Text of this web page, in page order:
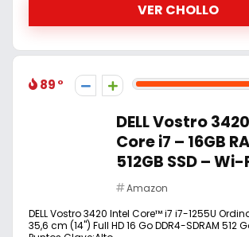
VER CHOLLO
89
DELL Vostro
Core i7 – 16GB
512GB SSD – Wi-
Amazon
DELL Vostro 3420 Intel Core™ i7 i7-1255U
35,6 cm (14") Full HD 16 Go DDR4-SDRAM 512